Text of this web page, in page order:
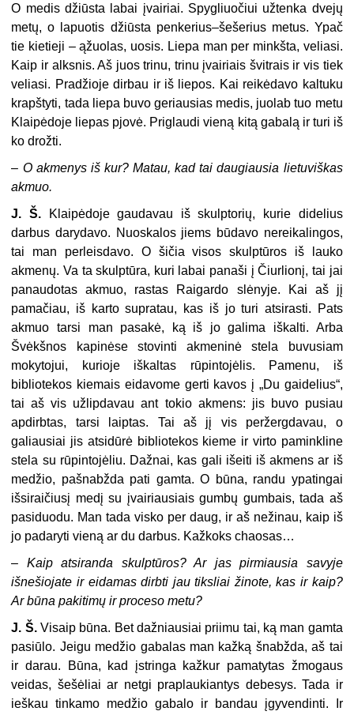
O medis džiūsta labai įvairiai. Spygliuočiui užtenka dvejų
metų, o lapuotis džiūsta penkerius–šešerius metus. Ypač
tie kietieji – ąžuolas, uosis. Liepa man per minkšta, veliasi.
Kaip ir alksnis. Aš juos trinu, trinu įvairiais švitrais ir vis tiek
veliasi. Pradžioje dirbau ir iš liepos. Kai reikėdavo kaltuku
krapštyti, tada liepa buvo geriausias medis, juolab tuo metu
Klaipėdoje liepas pjovė. Priglaudi vieną kitą gabalą ir turi iš
ko drožti.
– O akmenys iš kur? Matau, kad tai daugiausia lietuviškas
akmuo.
J. Š. Klaipėdoje gaudavau iš skulptorių, kurie didelius
darbus darydavo. Nuoskalos jiems būdavo nereikalingos,
tai man perleisdavo. O šičia visos skulptūros iš lauko
akmenų. Va ta skulptūra, kuri labai panaši į Čiurlionį, tai jai
panaudotas akmuo, rastas Raigardo slėnyje. Kai aš jį
pamačiau, iš karto supratau, kas iš jo turi atsirasti. Pats
akmuo tarsi man pasakė, ką iš jo galima iškalti. Arba
Švėkšnos kapinėse stovinti akmeninė stela buvusiam
mokytojui, kurioje iškaltas rūpintojėlis. Pamenu, iš
bibliotekos kiemais eidavome gerti kavos į „Du gaidelius“,
tai aš vis užlipdavau ant tokio akmens: jis buvo pusiau
apdirbtas, tarsi laiptas. Tai aš jį vis peržergdavau, o
galiausiai jis atsidūrė bibliotekos kieme ir virto paminkline
stela su rūpintojėliu. Dažnai, kas gali išeiti iš akmens ar iš
medžio, pašnabžda pati gamta. O būna, randu ypatingai
išsiraičiusį medį su įvairiausiais gumbų gumbais, tada aš
pasiduodu. Man tada visko per daug, ir aš nežinau, kaip iš
jo padaryti vieną ar du darbus. Kažkoks chaosas…
– Kaip atsiranda skulptūros? Ar jas pirmiausia savyje
išnešiojate ir eidamas dirbti jau tiksliai žinote, kas ir kaip?
Ar būna pakitimų ir proceso metu?
J. Š.Visaip būna. Bet dažniausiai priimu tai, ką man gamta
pasiūlo. Jeigu medžio gabalas man kažką šnabžda, aš tai
ir darau. Būna, kad įstringa kažkur pamatytas žmogaus
veidas, šešėliai ar netgi praplaukiantys debesys. Tada ir
ieškau tinkamo medžio gabalo ir bandau įgyvendinti. Ir